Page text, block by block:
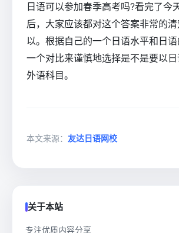
日语可以参加春季高考吗?看完了今
后，大家应该都对这个答案非常的
以。根据自己的一个日语水平和日
一个对比来谨慎地选择是不是要以
外语科目。
本文来源： 友达日语网校
关于本站
专注优质内容分享